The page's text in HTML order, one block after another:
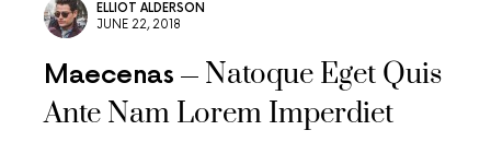
ELLIOT ALDERSON
JUNE 22, 2018
Maecenas
Natoque Eget Quis
Ante Nam Lorem Imperdiet